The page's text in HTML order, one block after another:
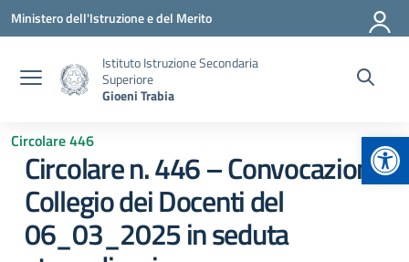
Vai ai contenuti
Vai al menu di navigazione
Vai al footer
Ministero dell'Istruzione e del Merito
Istituto Istruzione Secondaria
Superiore
Gioeni Trabia
Circolare 446
Circolare n. 446 – Convocazione
Collegio dei Docenti del
06_03_2025 in seduta